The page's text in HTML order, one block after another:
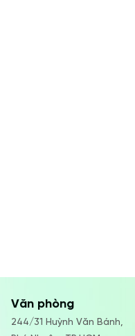
Văn phòng
244/31 Huỳnh Văn Bánh,